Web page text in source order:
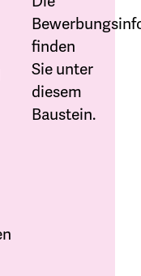
finden
Sie unter
diesem
Baustein.